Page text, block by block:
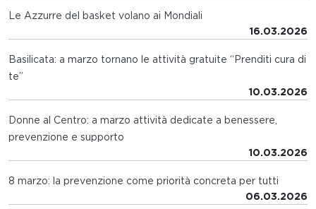
Le Azzurre del basket volano ai Mondiali
16.03.2026
Basilicata: a marzo tornano le attività gratuite “Prenditi cura di
te”
10.03.2026
Donne al Centro: a marzo attività dedicate a benessere,
prevenzione e supporto
10.03.2026
8 marzo: la prevenzione come priorità concreta per tutti
06.03.2026